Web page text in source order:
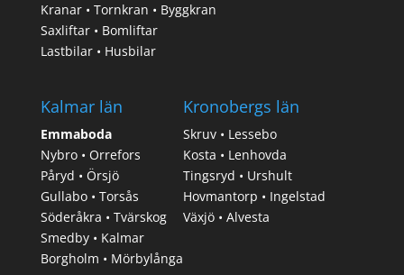
Kranar • Tornkran • Byggkran
Saxliftar • Bomliftar
Lastbilar • Husbilar
Kalmar län
Emmaboda
Nybro • Orrefors
Påryd • Örsjö
Gullabo • Torsås
Söderåkra • Tvärskog
Smedby • Kalmar
Borgholm • Mörbylånga
Kronobergs län
Skruv • Lessebo
Kosta • Lenhovda
Tingsryd • Urshult
Hovmantorp • Ingelstad
Växjö • Alvesta